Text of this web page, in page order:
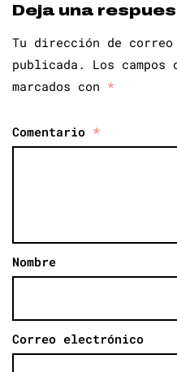
Deja una
Tu dirección de
publicada.
Los
marcados con *
Comentario *
Nombre
Correo electrónico